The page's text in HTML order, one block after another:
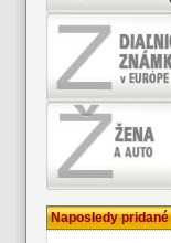
Naposledy pridané